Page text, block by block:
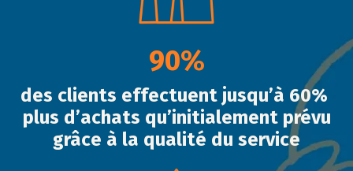
90%
des clients effectuent jusqu’à 60%
plus d’achats qu’initialement prévu
grâce à la qualité du service